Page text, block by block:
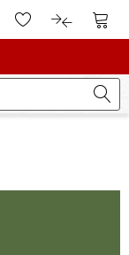
Naar deNaar de